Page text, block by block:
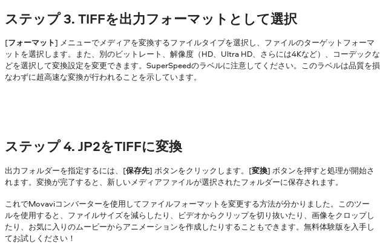
ステップ 3. TIFFを出力フォーマットとして選択
[フォーマット] メニューでメディアを変換するファイルタイプを選択し、ファイルのターゲットフォーマ
ットを選択します。また、別のビットレート、解像度（HD、Ultra HD、さらには4Kなど）、コーデックな
どを選択して変換設定を変更できます。SuperSpeedのラベルに注意してください。このラベルは品質を損
なわずに超高速な変換が行われることを示しています。
ステップ 4. JP2をTIFFに変換
出力フォルダーを指定するには、[保存先] ボタンをクリックします。[変換] ボタンを押すと処理が開始さ
れます。変換が完了すると、新しいメディアファイルが選択されたフォルダーに保存されます。
これでMovaviコンバーターを使用してファイルフォーマットを変更する方法が分かりました。このツー
ルを使用すると、ファイルサイズを減らしたり、ビデオからクリップを切り抜いたり、画像をクロップし
たり、お気に入りのムービーからアニメーションを作成したりすることもできます。無料体験版を入手し
てお試しください！